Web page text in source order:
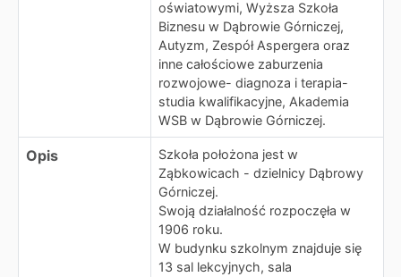
oświatowymi, Wyższa Szkoła
Biznesu w Dąbrowie Górniczej,
Autyzm, Zespół Aspergera oraz
inne całościowe zaburzenia
rozwojowe- diagnoza i terapia-
studia kwalifikacyjne, Akademia
WSB w Dąbrowie Górniczej.
Opis
Szkoła położona jest w
Ząbkowicach - dzielnicy Dąbrowy
Górniczej.
Swoją działalność rozpoczęła w
1906 roku.
W budynku szkolnym znajduje się
13 sal lekcyjnych, sala